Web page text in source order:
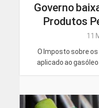
Governo
Produtos
11
O Imposto sobre
aplicado ao gasóleo